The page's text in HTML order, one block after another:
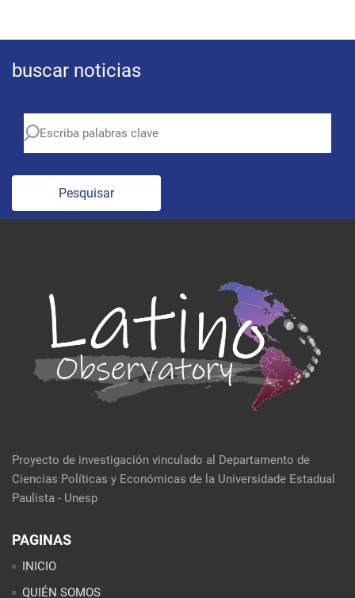
buscar noticias
Pesquisar
Proyecto de investigación vinculado al Departamento de
Ciencias Políticas y Económicas de la Universidade Estadual
Paulista - Unesp
PAGINAS
INICIO
QUIÉN SOMOS